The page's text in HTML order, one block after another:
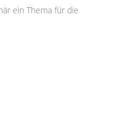
ein Thema für die